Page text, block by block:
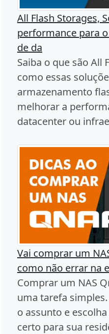
All Flash Storages,
performance para
de da
Saiba o que são All
como essas
armazenamento
melhorar a
datacenter ou
Vai comprar um
como não errar na
Comprar um NAS
uma tarefa
o assunto e
certo para sua